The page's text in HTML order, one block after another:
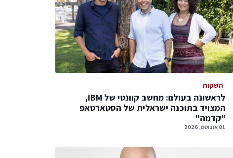
השקות
לראשונה בעולם: מחשב קוונטי של IBM,
המצויד בתוכנה ישראלית של הסטארטאפ
"קדמה"
01 אוגוסט, 2026